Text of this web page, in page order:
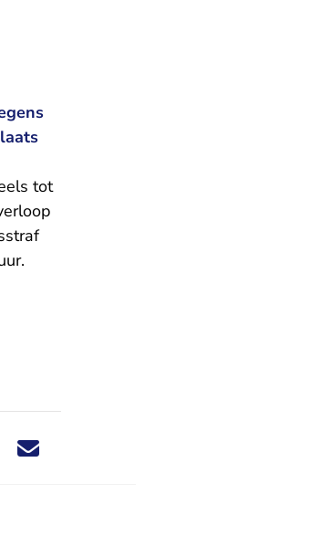
tot
dit nieuwsbericht via X - U verlaat
Deel dit nieuwsbericht via Facebook - U
Deel dit nieuwsbericht via e-mail
Deel dit nieuwsbericht via LinkedIn - U